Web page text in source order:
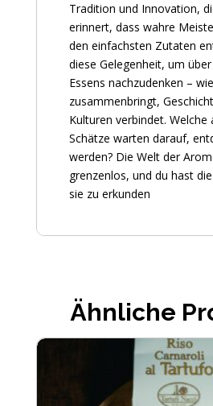
Tradition und Innovation,
erinnert, dass wahre
den einfachsten Zutaten
diese Gelegenheit, um
Essens nachzudenken –
zusammenbringt,
Kulturen verbindet. Welche
Schätze warten darauf,
werden? Die Welt der
grenzenlos, und du hast
sie zu erkunden
Ähnliche